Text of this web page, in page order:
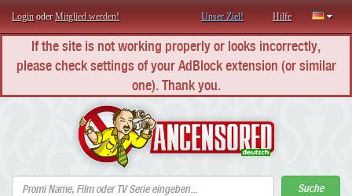
Login oderMitglied werden! Unser Ziel! Hilfe
If the site is not working properly or looks incorrectly,
please check settings of your AdBlock extension (or similar
one). Thank you.
Suche